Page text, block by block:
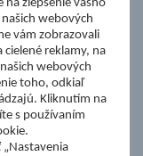
Podbrezová
na zlepšenie vášho
webových
vám zobrazovali
cielené reklamy, na
webových
toho, odkiaľ
Kliknutím na
s používaním